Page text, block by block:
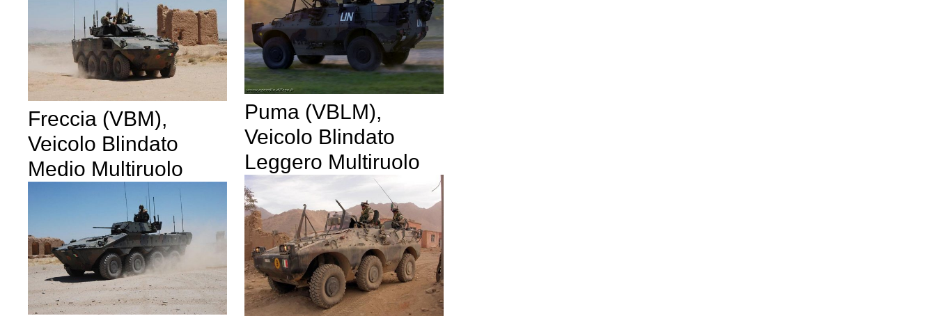
Freccia (VBM),
Veicolo Blindato
Medio Multiruolo
Puma (VBLM),
Veicolo Blindato
Leggero Multiruolo